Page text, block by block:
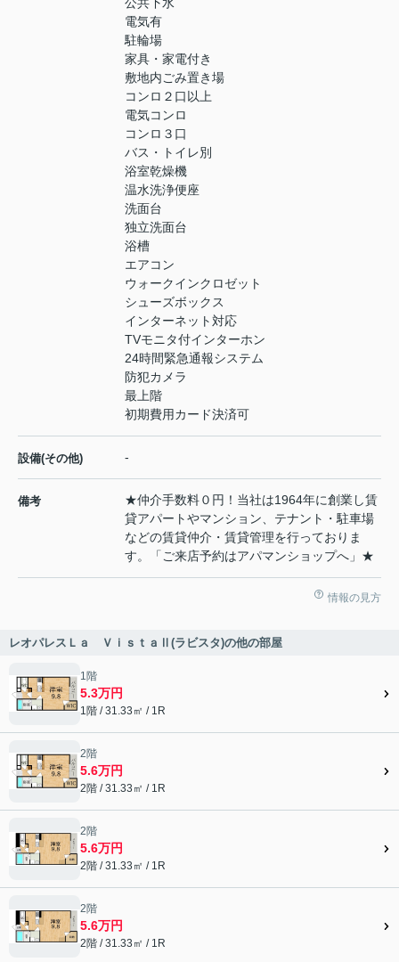
電気有
駐輪場
家具・家電付き
敷地内ごみ置き場
コンロ２口以上
電気コンロ
コンロ３口
バス・トイレ別
浴室乾燥機
温水洗浄便座
洗面台
独立洗面台
浴槽
エアコン
ウォークインクロゼット
シューズボックス
インターネット対応
TVモニタ付インターホン
24時間緊急通報システム
防犯カメラ
最上階
初期費用カード決済可
設備(その他) -
備考
★仲介手数料０円！当社は1964年に創業し賃
貸アパートやマンション、テナント・駐車場
などの賃貸仲介・賃貸管理を行っておりま
す。「ご来店予約はアパマンショップへ」★
情報の見方
レオパレスＬａ ＶｉｓｔａⅡ(ラビスタ)の他の部屋
1階
5.3万円
1階 / 31.33㎡ / 1R
2階
5.6万円
2階 / 31.33㎡ / 1R
2階
5.6万円
2階 / 31.33㎡ / 1R
2階
5.6万円
2階 / 31.33㎡ / 1R